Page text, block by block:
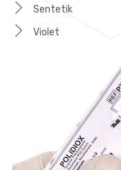
Sentetik
Violet